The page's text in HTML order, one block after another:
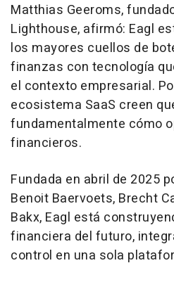
Matthias Geeroms,
Lighthouse, afirmó: Eagl
los mayores cuellos de
finanzas con tecnología
el contexto empresarial.
ecosistema SaaS creen
fundamentalmente cómo
financieros.
Fundada en abril de 2025
Benoit Baervoets, Brecht
Bakx, Eagl está
financiera del futuro,
control en una sola